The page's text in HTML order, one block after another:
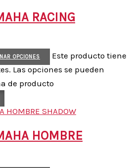
RACING
OPCIONES
Este producto tiene
Las opciones se pueden
de producto
HOMBRE